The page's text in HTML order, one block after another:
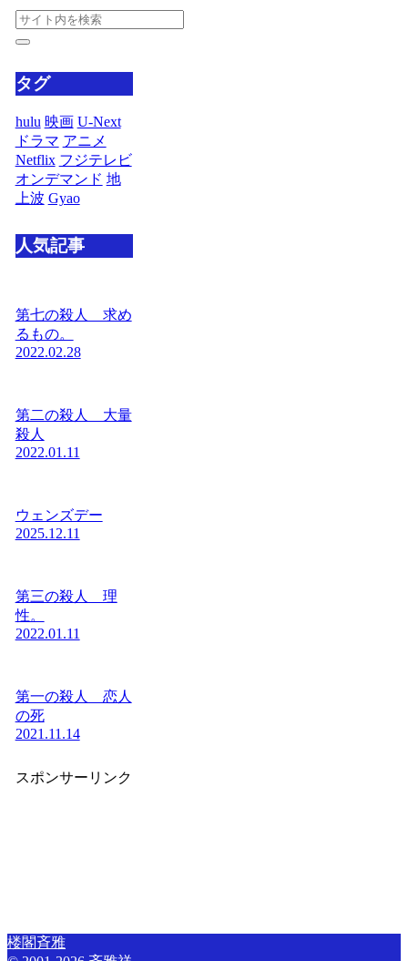
タグ
hulu 映画 U-Next
ドラマ アニメ
Netflix フジテレビ
オンデマンド 地
上波 Gyao
人気記事
第七の殺人 求め
るもの。
2022.02.28
第二の殺人 大量
殺人
2022.01.11
ウェンズデー
2025.12.11
第三の殺人 理
性。
2022.01.11
第一の殺人 恋人
の死
2021.11.14
スポンサーリンク
楼閣斉雅